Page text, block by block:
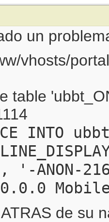
un
vhosts/
table
INTO
, '-
de su